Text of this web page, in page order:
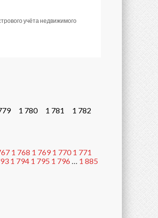
учёта недвижимого
1 780 1 781 1 782
1 768 1 769 1 770 1 771
1 794 1 795 1 796 … 1 885